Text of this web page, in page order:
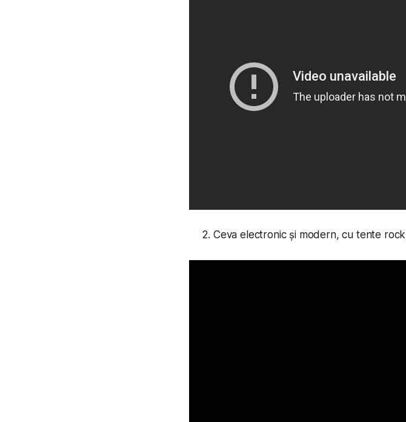
Ceva electronic și modern, cu tente